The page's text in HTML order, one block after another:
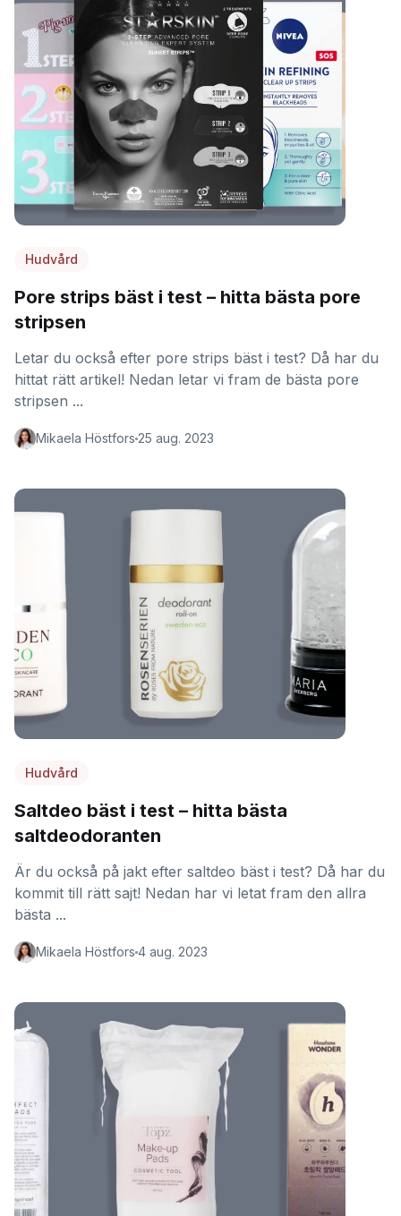
Hudvård
Pore strips bäst i test – hitta bästa pore
stripsen
Letar du också efter pore strips bäst i test? Då har du
hittat rätt artikel! Nedan letar vi fram de bästa pore
stripsen ...
Mikaela Höstfors 25 aug. 2023
Hudvård
Saltdeo bäst i test – hitta bästa
saltdeodoranten
Är du också på jakt efter saltdeo bäst i test? Då har du
kommit till rätt sajt! Nedan har vi letat fram den allra
bästa ...
Mikaela Höstfors 4 aug. 2023